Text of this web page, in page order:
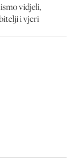
vidjeli,
i vjeri